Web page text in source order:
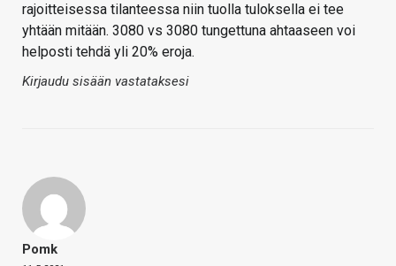
rajoitteisessa tilanteessa niin tuolla tuloksella ei tee
yhtään mitään. 3080 vs 3080 tungettuna ahtaaseen voi
helposti tehdä yli 20% eroja.
Kirjaudu sisään vastataksesi
Pomk